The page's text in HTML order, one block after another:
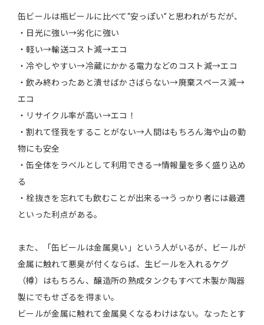
缶ビールは瓶ビールに比べて“安っぽい”と思われがちだが、
・日光に強い→劣化に強い
・軽い→輸送コスト減→エコ
・冷やしやすい→冷蔵にかかる電力などのコスト減→エコ
・飲み終わったあと潰せばかさばらない→廃棄スペース減→
エコ
・リサイクル率が高い→エコ！
・割れて怪我をすることがない→人間はもちろん海や山の動
物にも安全
・缶全体をラベルとして利用できる→情報量を多く盛り込め
る
・栓抜きを忘れても飲むことが出来る→うっかり者には最適
といった利点がある。
また、「缶ビールは金属臭い」という人がいるが、ビールが
金属に触れて悪臭が付くならば、生ビールを入れるケグ
（樽）はもちろん、醸造所の熟成タンクもすべて木製か陶器
製にでもせざるを得まい。
ビールが金属に触れて金属臭くなるわけはない。なったとす